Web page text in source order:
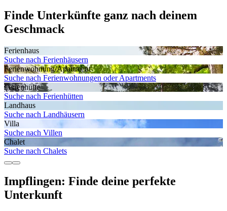
Finde Unterkünfte ganz nach deinem
Geschmack
Ferienhaus
Suche nach Ferienhäusern
Ferienwohnung/Apartment
Suche nach Ferienwohnungen oder Apartments
Ferienhütte
Suche nach Ferienhütten
Landhaus
Suche nach Landhäusern
Villa
Suche nach Villen
Chalet
Suche nach Chalets
Impflingen: Finde deine perfekte
Unterkunft